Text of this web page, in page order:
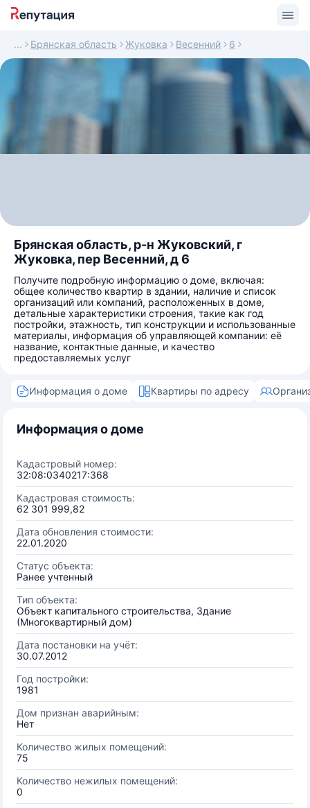
Брянская область Жуковка Весенний 6
Брянская область, р-н Жуковский, г
Жуковка, пер Весенний, д 6
Получите подробную информацию о доме, включая:
общее количество квартир в здании, наличие и список
организаций или компаний, расположенных в доме,
детальные характеристики строения, такие как год
постройки, этажность, тип конструкции и использованные
материалы, информация об управляющей компании: её
название, контактные данные, и качество
предоставляемых услуг
Информация о доме Квартиры по адресу
Информация о доме
Кадастровый номер:
32:08:0340217:368
Кадастровая стоимость:
62 301 999,82
Дата обновления стоимости:
22.01.2020
Статус объекта:
Ранее учтенный
Тип объекта:
Объект капитального строительства, Здание
(Многоквартирный дом)
Дата постановки на учёт:
30.07.2012
Год постройки:
1981
Дом признан аварийным:
Нет
Количество жилых помещений:
75
Количество нежилых помещений:
0